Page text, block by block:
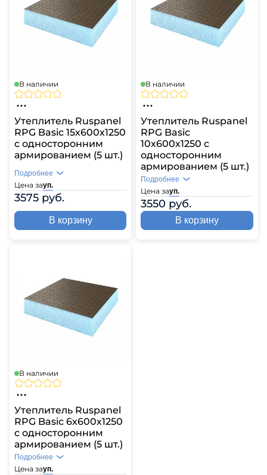
В наличии
Утеплитель Ruspanel
RPG Basic 15х600х1250
с односторонним
армированием (5 шт.)
Цена зауп.
3575 руб.
Подробнее
В корзину
В наличии
Утеплитель Ruspanel
RPG Basic
10х600х1250 с
односторонним
армированием (5 шт.)
Цена зауп.
3550 руб.
Подробнее
В корзину
В наличии
Утеплитель Ruspanel
RPG Basic 6х600х1250
с односторонним
армированием (5 шт.)
Цена зауп.
Подробнее